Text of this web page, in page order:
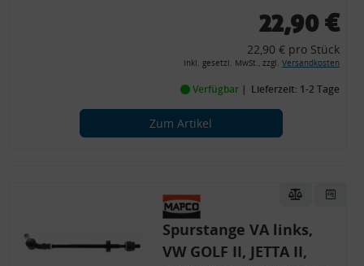
22,90 €
22,90 € pro Stück
inkl. gesetzl. MwSt., zzgl. Versandkosten
Verfügbar Lieferzeit: 1-2 Tage
Zum Artikel
Spurstange VA links,
VW GOLF II, JETTA II,